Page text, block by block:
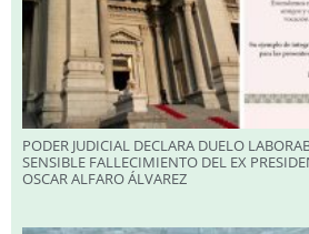
PODER JUDICIAL DECLARA DUELO
SENSIBLE FALLECIMIENTO DEL EX
OSCAR ALFARO ÁLVAREZ